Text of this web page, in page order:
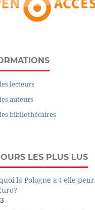
lecteurs
auteurs
bibliothécaires
LES PLUS LUS
la Pologne a-t-elle peur